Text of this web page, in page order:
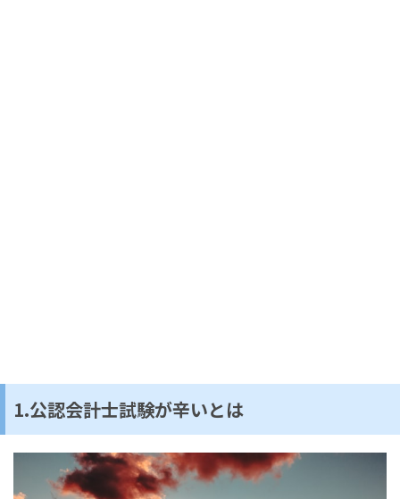
1.公認会計士試験が辛いとは